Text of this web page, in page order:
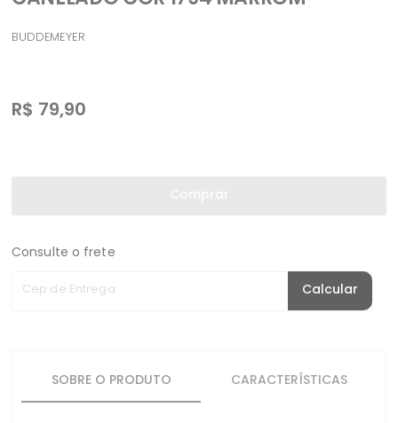
BUDDEMEYER
R$ 79,90
Consulte o frete
Cep de Entrega Calcular
SOBRE O PRODUTO CARACTERÍSTICAS